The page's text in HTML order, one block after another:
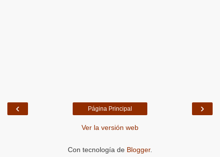
‹ ›
Página Principal
Ver la versión web
Con tecnología de Blogger.